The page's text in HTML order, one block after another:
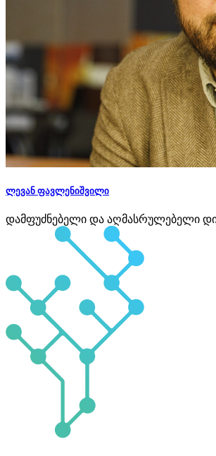
ლევან ფავლენიშვილი
დამფუძნებელი და აღმასრულებელი